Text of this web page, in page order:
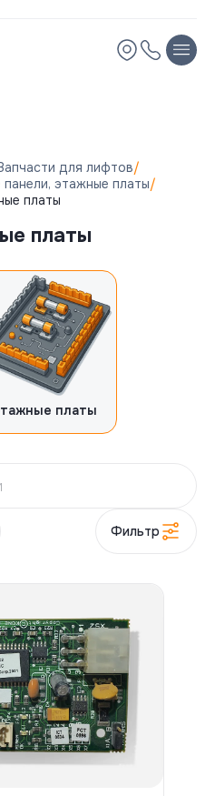
для лифтов/
этажные платы/
платы
платы
платы
Фильтр
персональных
персональных